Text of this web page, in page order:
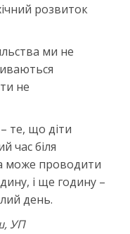
розвиток
ми не
не
те, що діти
час біля
може проводити
і ще годину –
день.
УП